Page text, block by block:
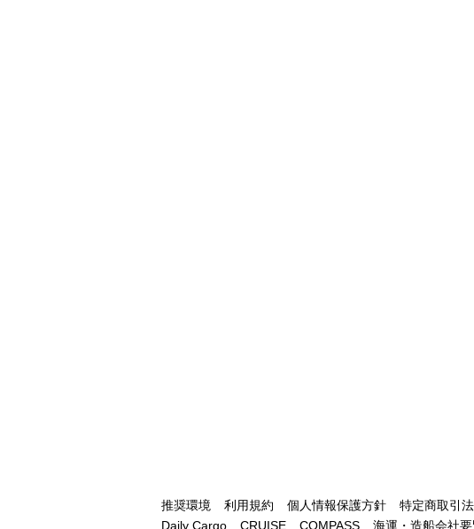
推奨環境 利用規約 個人情報保護方針 特定商取引
Daily Cargo
CRUISE COMPASS 海運・造船会社